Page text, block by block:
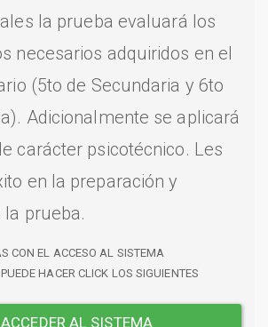
la prueba evaluará los
necesarios adquiridos en el
(5to de Secundaria y 6to
Adicionalmente se aplicará
carácter psicotécnico. Les
en la preparación y
prueba.
CON EL ACCESO AL SISTEMA
HACER CLICK LOS SIGUIENTES
AL SISTEMA